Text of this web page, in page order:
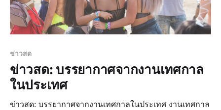
ข่าวสด
ข่าวสด: บรรยากาศจากงานเทศกาล
ในประเทศ
ข่าวสด: บรรยากาศจากงานเทศกาลในประเทศ งานเทศกาล